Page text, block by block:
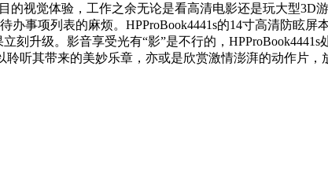
的视觉体验，工作之余无论是看高清电影还是玩大型3D
事项列表的麻烦。HPProBook4441s的14寸高清防眩屏
升级。影音享受光有“影”是不行的，
听其带来的美妙乐章，亦或是欣赏激情澎湃的动作片，